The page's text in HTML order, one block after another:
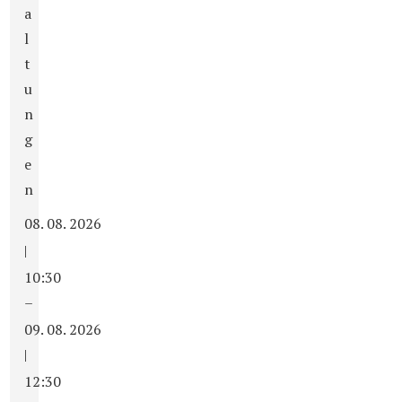
a
l
t
u
n
g
e
n
08. 08. 2026
|
10:30
–
09. 08. 2026
|
12:30